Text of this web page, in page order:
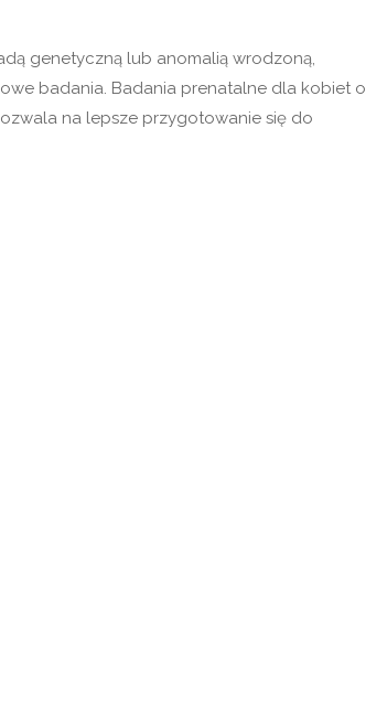
genetyczną lub anomalią wrodzoną,
badania. Badania prenatalne dla kobiet o
na lepsze przygotowanie się do